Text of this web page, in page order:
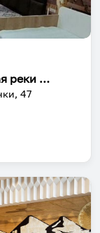
Апартаменты на улице Набережная реки Магаданки 47
47